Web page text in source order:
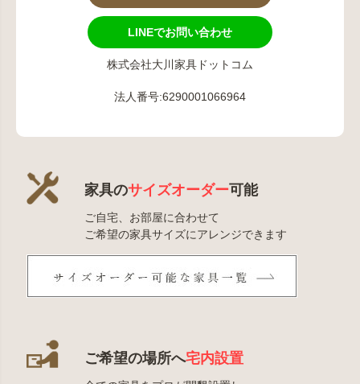
LINEでお問い合わせ
株式会社大川家具ドットコム
法人番号:6290001066964
家具のサイズオーダー可能
ご自宅、お部屋に合わせて
ご希望の家具サイズにアレンジできます
ご希望の場所へ宅内設置